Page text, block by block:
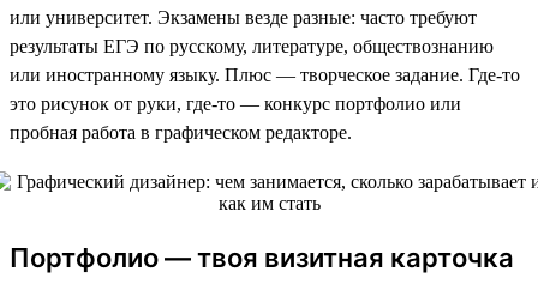
или университет. Экзамены везде разные: часто требуют
результаты ЕГЭ по русскому, литературе, обществознанию
или иностранному языку. Плюс — творческое задание. Где-то
это рисунок от руки, где-то — конкурс портфолио или
пробная работа в графическом редакторе.
Портфолио — твоя визитная карточка